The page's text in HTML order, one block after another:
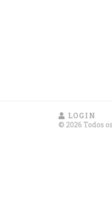
LOGIN
© 2026 Todos